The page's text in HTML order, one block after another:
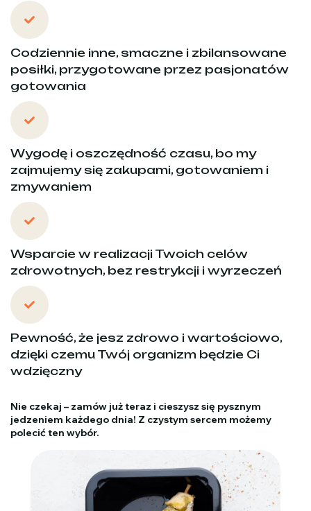
Codziennie inne, smaczne i zbilansowane
posiłki, przygotowane przez pasjonatów
gotowania
Wygodę i oszczędność czasu, bo my
zajmujemy się zakupami, gotowaniem i
zmywaniem
Wsparcie w realizacji Twoich celów
zdrowotnych, bez restrykcji i wyrzeczeń
Pewność, że jesz zdrowo i wartościowo,
dzięki czemu Twój organizm będzie Ci
wdzięczny
Nie czekaj – zamów już teraz i cieszysz się pysznym
jedzeniem każdego dnia! Z czystym sercem możemy
polecić ten wybór.